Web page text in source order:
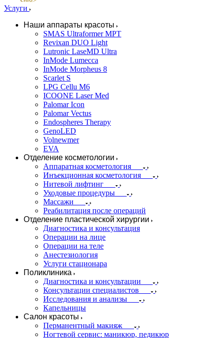
Услуги
Наши аппараты красоты
SMAS Ultraformer MPT
Revixan DUO Light
Lutronic LaseMD Ultra
InMode Lumecca
InMode Morpheus 8
Scarlet S
LPG Cellu M6
ICOONE Laser Med
Palomar Icon
Palomar Vectus
Endospheres Therapy
GenoLED
Volnewmer
EVA
Отделение косметологии
Аппаратная косметология
Инъекционная косметология
Нитевой лифтинг
Уходовые процедуры
Массажи
Реабилитация после операций
Отделение пластической хирургии
Диагностика и консультация
Операции на лице
Операции на теле
Анестезиология
Услуги стационара
Поликлиника
Диагностика и консультации
Консультации специалистов
Исследования и анализы
Капельницы
Салон красоты
Перманентный макияж
Ногтевой сервис: маникюр, педикюр